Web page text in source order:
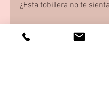
¿Esta tobillera no te
personalizadas, en total